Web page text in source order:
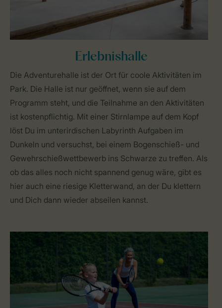
Erlebnishalle
Die Adventurehalle ist der Ort für coole Aktivitäten im
Park. Die Halle ist nur geöffnet, wenn sie auf dem
Programm steht, und die Teilnahme an den Aktivitäten
ist kostenpflichtig. Mit einer Stirnlampe auf dem Kopf
löst Du im unterirdischen Labyrinth Aufgaben im
Dunkeln und versuchst, bei einem Bogenschieß- und
Gewehrschießwettbewerb ins Schwarze zu treffen. Als
ob das alles noch nicht spannend genug wäre, gibt es
hier auch eine riesige Kletterwand, an der Du klettern
und Dich dann wieder abseilen kannst.